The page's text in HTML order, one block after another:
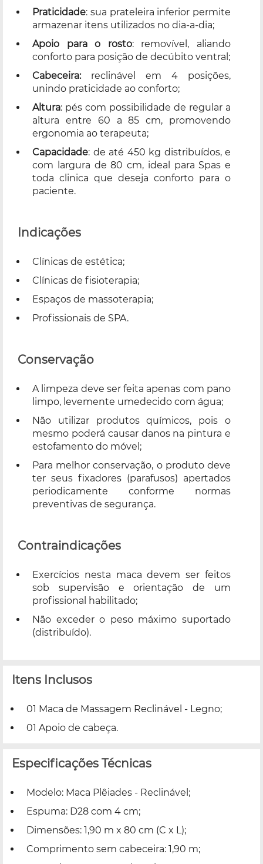
Praticidade: sua prateleira inferior permite
armazenar itens utilizados no dia-a-dia;
Apoio para o rosto: removível, aliando
conforto para posição de decúbito ventral;
Cabeceira: reclinável em 4 posições,
unindo praticidade ao conforto;
Altura: pés com possibilidade de regular a
altura entre 60 a 85 cm, promovendo
ergonomia ao terapeuta;
Capacidade: de até 450 kg distribuídos, e
com largura de 80 cm, ideal para Spas e
toda clinica que deseja conforto para o
paciente.
Indicações
Clínicas de estética;
Clínicas de fisioterapia;
Espaços de massoterapia;
Profissionais de SPA.
Conservação
A limpeza deve ser feita apenas com pano
limpo, levemente umedecido com água;
Não utilizar produtos químicos, pois o
mesmo poderá causar danos na pintura e
estofamento do móvel;
Para melhor conservação, o produto deve
ter seus fixadores (parafusos) apertados
periodicamente conforme normas
preventivas de segurança.
Contraindicações
Exercícios nesta maca devem ser feitos
sob supervisão e orientação de um
profissional habilitado;
Não exceder o peso máximo suportado
(distribuído).
Itens Inclusos
01 Maca de Massagem Reclinável - Legno;
01 Apoio de cabeça.
Especificações Técnicas
Modelo: Maca Plêiades - Reclinável;
Espuma: D28 com 4 cm;
Dimensões: 1,90 m x 80 cm (C x L);
Comprimento sem cabeceira: 1,90 m;